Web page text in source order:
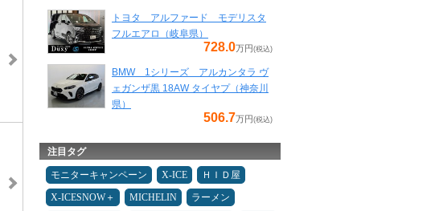
トヨタ アルファード モデリスタ
フルエアロ（岐阜県）
728.0万円(税込)
BMW 1シリーズ アルカンタラ ヴ
ェガンザ黒 18AW タイヤプ（神奈川
県）
506.7万円(税込)
注目タグ
モニターキャンペーン X-ICE
ＨＩＤ屋
X-ICESNOW＋
MICHELIN
ラーメン